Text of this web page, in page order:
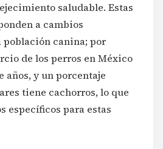
saludable. Estas
a cambios
población canina; por
de los perros en México
años, y un porcentaje
tiene cachorros, lo que
específicos para estas